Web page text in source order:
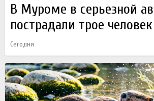
В Муроме в серьезной
пострадали трое человек
Сегодня